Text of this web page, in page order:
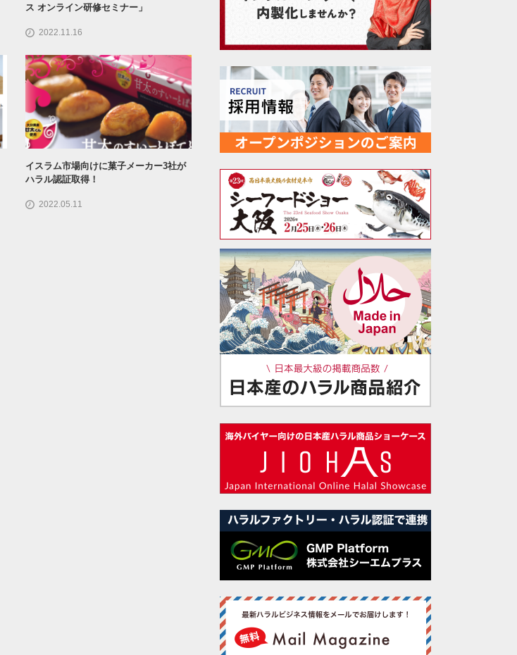
ス オンライン研修セミナー」
2022.11.16
イスラム市場向けに菓子メーカー3社が
ハラル認証取得！
2022.05.11